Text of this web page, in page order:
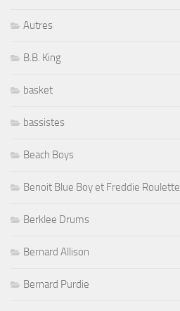
Autres
B.B. King
basket
bassistes
Beach Boys
Benoit Blue Boy et Freddie Roulette
Berklee Drums
Bernard Allison
Bernard Purdie